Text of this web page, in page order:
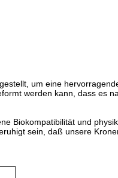
um eine
werden kann, dass es
Biokompatibilität und
sein, daß unsere